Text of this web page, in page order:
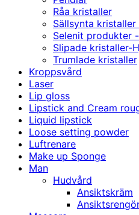
Råa kristaller
Sällsynta
Selenit produkter
Slipade kristaller-
Trumlade kristaller
Kroppsvård
Laser
Lip gloss
Lipstick and Cream
Liquid lipstick
Loose setting powder
Luftrenare
Make up Sponge
Man
Hudvård
Ansiktskräm